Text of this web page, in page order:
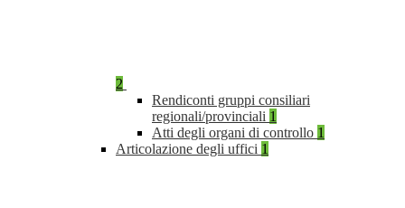
2
Rendiconti gruppi consiliari
regionali/provinciali 1
Atti degli organi di controllo 1
Articolazione degli uffici 1